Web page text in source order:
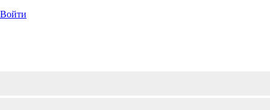
Войти